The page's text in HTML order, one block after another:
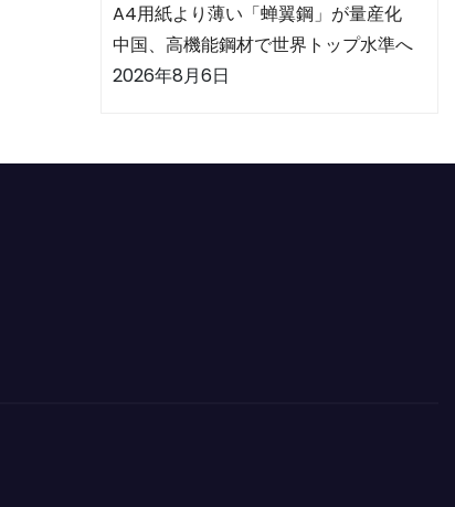
A4用紙より薄い「蝉翼鋼」が量産化
中国、高機能鋼材で世界トップ水準へ
2026年8月6日